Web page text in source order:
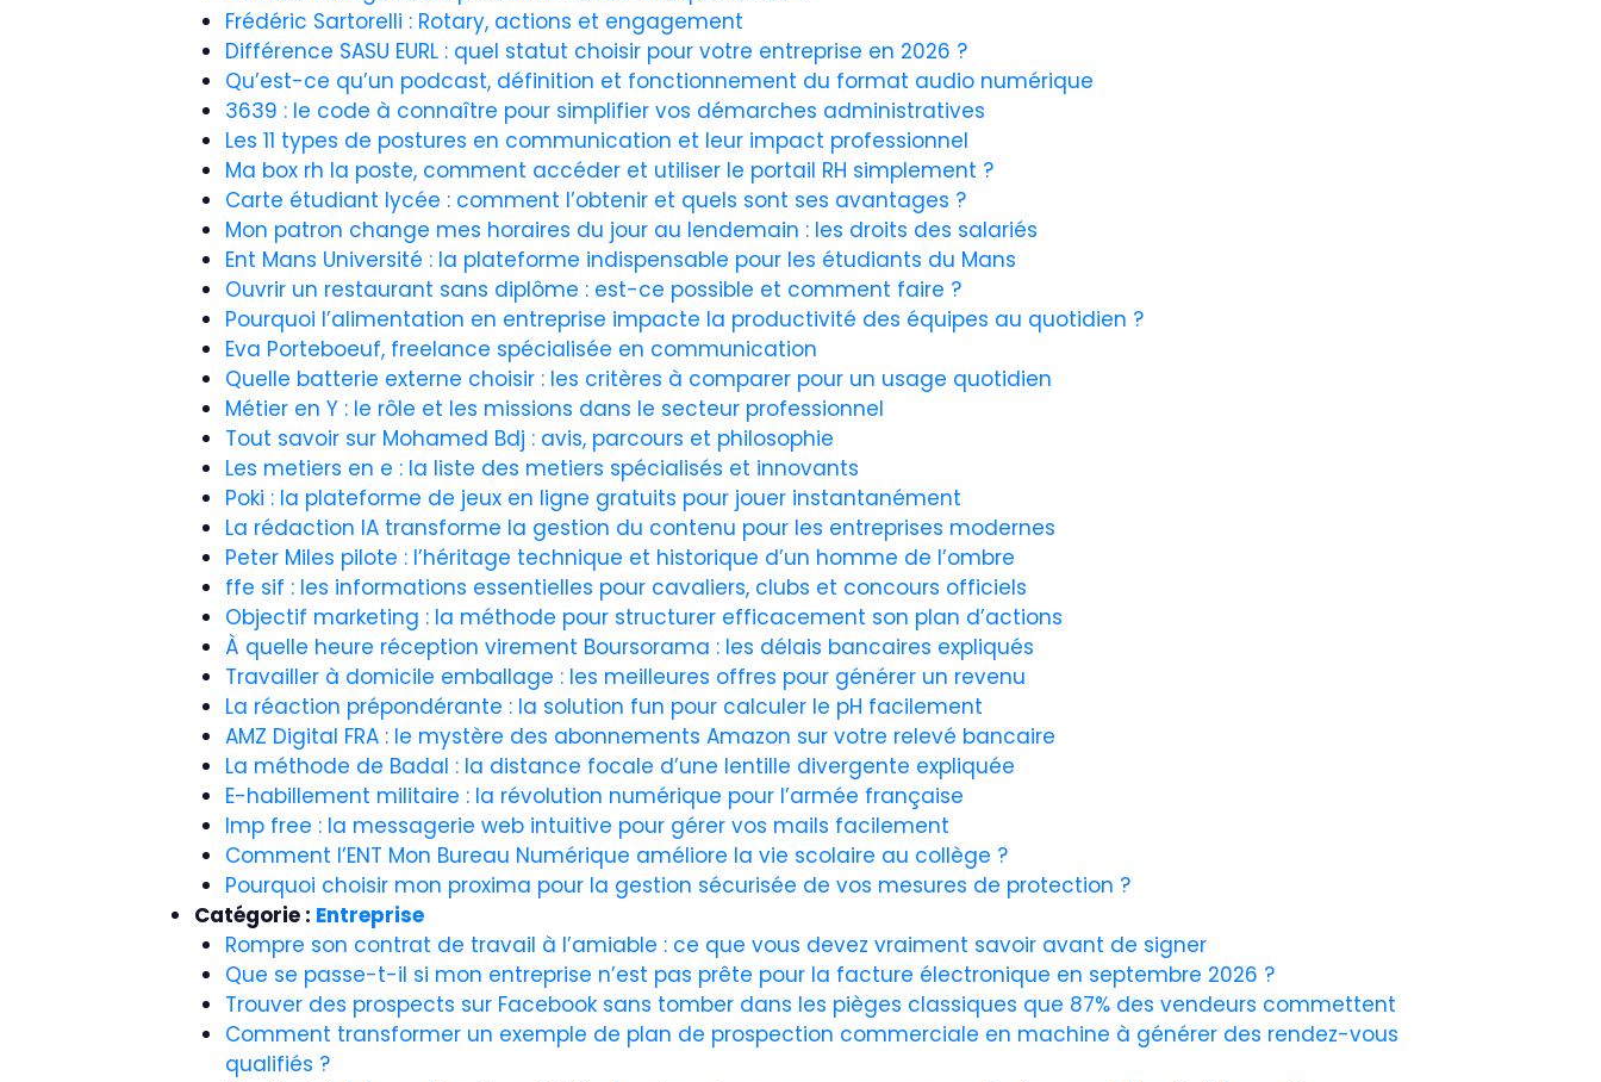
Frédéric Sartorelli : Rotary, actions et engagement
Différence SASU EURL : quel statut choisir pour votre entreprise en 2026 ?
Qu’est-ce qu’un podcast, définition et fonctionnement du format audio numérique
3639 : le code à connaître pour simplifier vos démarches administratives
Les 11 types de postures en communication et leur impact professionnel
Ma box rh la poste, comment accéder et utiliser le portail RH simplement ?
Carte étudiant lycée : comment l’obtenir et quels sont ses avantages ?
Mon patron change mes horaires du jour au lendemain : les droits des salariés
Ent Mans Université : la plateforme indispensable pour les étudiants du Mans
Ouvrir un restaurant sans diplôme : est-ce possible et comment faire ?
Pourquoi l’alimentation en entreprise impacte la productivité des équipes au quotidien ?
Eva Porteboeuf, freelance spécialisée en communication
Quelle batterie externe choisir : les critères à comparer pour un usage quotidien
Métier en Y : le rôle et les missions dans le secteur professionnel
Tout savoir sur Mohamed Bdj : avis, parcours et philosophie
Les metiers en e : la liste des metiers spécialisés et innovants
Poki : la plateforme de jeux en ligne gratuits pour jouer instantanément
La rédaction IA transforme la gestion du contenu pour les entreprises modernes
Peter Miles pilote : l’héritage technique et historique d’un homme de l’ombre
ffe sif : les informations essentielles pour cavaliers, clubs et concours officiels
Objectif marketing : la méthode pour structurer efficacement son plan d’actions
À quelle heure réception virement Boursorama : les délais bancaires expliqués
Travailler à domicile emballage : les meilleures offres pour générer un revenu
La réaction prépondérante : la solution fun pour calculer le pH facilement
AMZ Digital FRA : le mystère des abonnements Amazon sur votre relevé bancaire
La méthode de Badal : la distance focale d’une lentille divergente expliquée
E-habillement militaire : la révolution numérique pour l’armée française
Imp free : la messagerie web intuitive pour gérer vos mails facilement
Comment l’ENT Mon Bureau Numérique améliore la vie scolaire au collège ?
Pourquoi choisir mon proxima pour la gestion sécurisée de vos mesures de protection ?
Catégorie : Entreprise
Rompre son contrat de travail à l’amiable : ce que vous devez vraiment savoir avant de signer
Que se passe-t-il si mon entreprise n’est pas prête pour la facture électronique en septembre 2026 ?
Trouver des prospects sur Facebook sans tomber dans les pièges classiques que 87% des vendeurs commettent
Comment transformer un exemple de plan de prospection commerciale en machine à générer des rendez-vous
qualifiés ?